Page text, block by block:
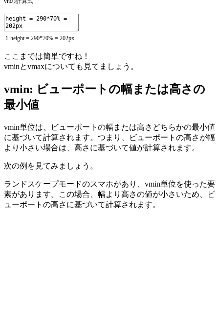
1 height = 290*70% = 202px
ここまでは簡単ですね！
vminとvmaxについても見てましょう。
vmin: ビューポートの幅または高さの
最小値
vmin単位は、ビューポートの幅または高さどちらかの最小値
に基づいて計算されます。つまり、ビューポートの高さが幅
より小さい場合は、高さに基づいて値が計算されます。
次の例を見てみましょう。
ランドスケープモードのスマホがあり、vmin単位を使った要
素があります。この場合、幅より高さの値が小さいため、ビ
ューポートの高さに基づいて計算されます。